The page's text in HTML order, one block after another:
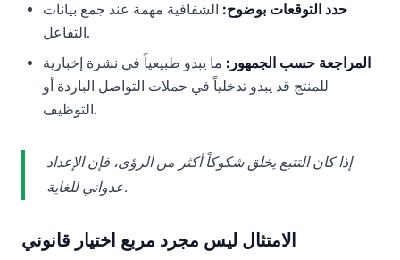
حدد التوقعات بوضوح: الشفافية مهمة عند جمع بيانات
التفاعل.
المراجعة حسب الجمهور: ما يبدو طبيعياً في نشرة إخبارية
للمنتج قد يبدو تدخلياً في حملات التواصل الباردة أو
التوظيف.
إذا كان التتبع يخلق شكوكاً أكثر من الرؤى، فإن الإعداد
عدواني للغاية.
الامتثال ليس مجرد مربع اختيار قانوني